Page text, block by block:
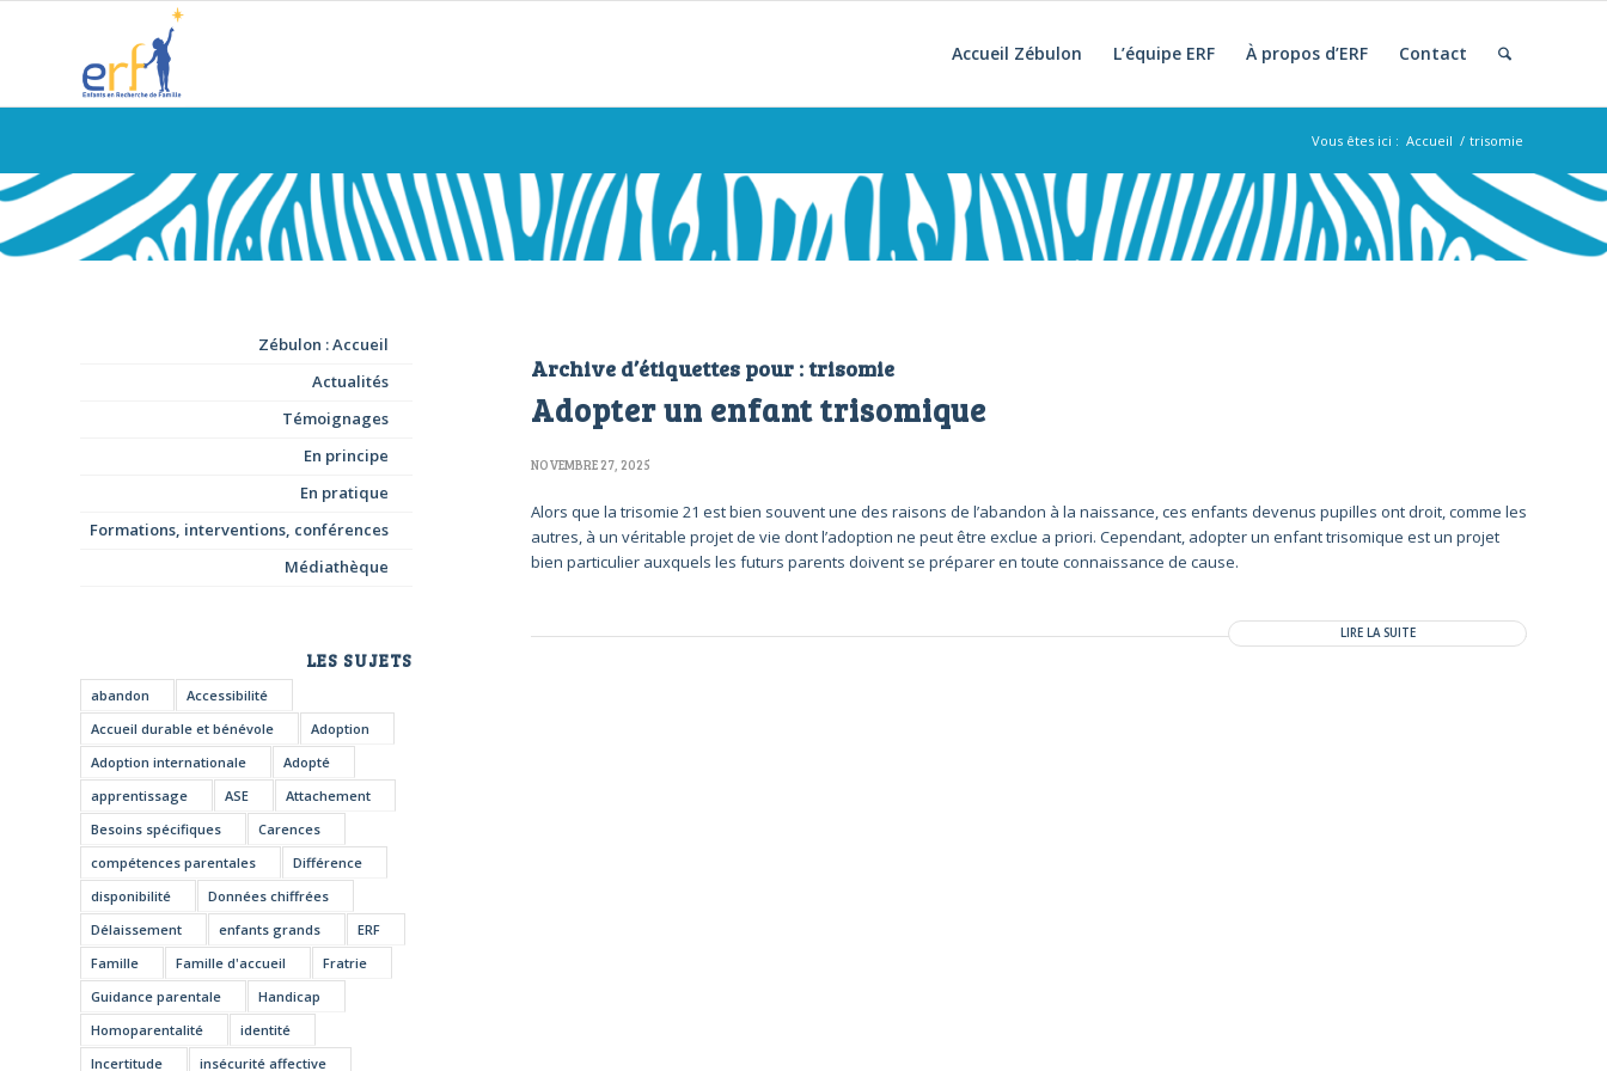
Accueil Zébulon L’équipe ERF À propos d’ERF Contact
Vous êtes ici : Accueil / trisomie
Archive d’étiquettes pour :trisomie
Adopter un enfant trisomique
NOVEMBRE 27, 2025
Alors que la trisomie 21 est bien souvent une des raisons de l’abandon à la naissance, ces enfants devenus pupilles ont droit, comme les
autres, à un véritable projet de vie dont l’adoption ne peut être exclue a priori. Cependant, adopter un enfant trisomique est un projet
bien particulier auxquels les futurs parents doivent se préparer en toute connaissance de cause.
LIRE LA SUITE
Zébulon : Accueil
Actualités
Témoignages
En principe
En pratique
Formations, interventions, conférences
Médiathèque
LES SUJETS
abandon
Accessibilité
Accueil durable et bénévole
Adoption
Adoption internationale
Adopté
apprentissage
ASE
Attachement
Besoins spécifiques
Carences
compétences parentales
Différence
disponibilité
Données chiffrées
Délaissement
enfants grands
ERF
Famille
Famille d'accueil
Fratrie
Guidance parentale
Handicap
Homoparentalité
identité
Incertitude
insécurité affective